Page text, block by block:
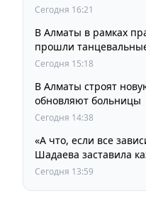
Сегодня 16:21
В Алматы в рамках
прошли
Your Style
Сегодня 15:18
В Алматы строят
обновляют больницы
Сегодня 14:38
«А что, если все
Шадаева заставила
задуматься
Сегодня 13:59